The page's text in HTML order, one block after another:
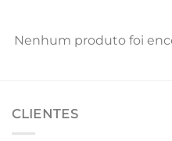
Nenhum produto foi
CLIENTES